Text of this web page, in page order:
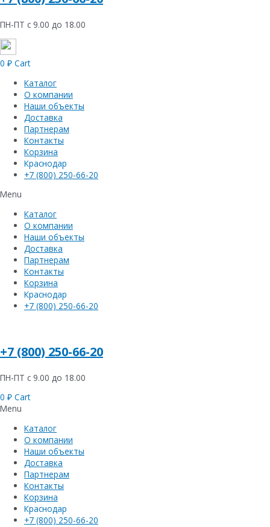
ПН-ПТ с 9.00 до 18.00
0 ₽ Cart
Каталог
О компании
Наши объекты
Доставка
Партнерам
Контакты
Корзина
Краснодар
+7 (800) 250-66-20
Menu
Каталог
О компании
Наши объекты
Доставка
Партнерам
Контакты
Корзина
Краснодар
+7 (800) 250-66-20
+7 (800) 250-66-20
ПН-ПТ с 9.00 до 18.00
0 ₽ Cart
Menu
Каталог
О компании
Наши объекты
Доставка
Партнерам
Контакты
Корзина
Краснодар
+7 (800) 250-66-20